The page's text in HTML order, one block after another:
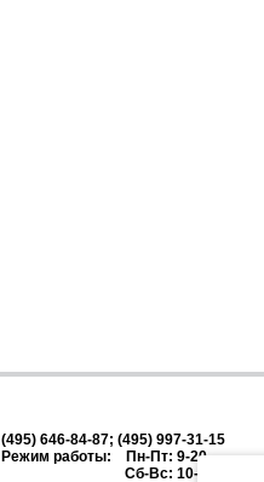
(495) 646-84-87; (495) 997-31-15
Режим работы: Пн-Пт: 9-20
Сб-Вс: 10-18